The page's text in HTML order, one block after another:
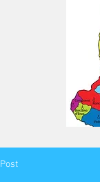
Post